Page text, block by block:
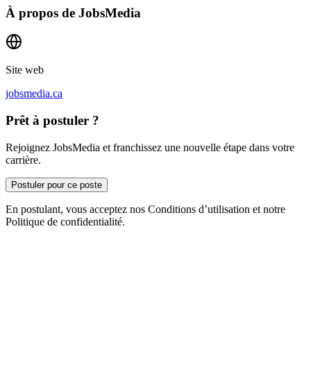
À propos de JobsMedia
Site web
jobsmedia.ca
Prêt à postuler ?
Rejoignez JobsMedia et franchissez une nouvelle étape dans votre
carrière.
Postuler pour ce poste
En postulant, vous acceptez nos Conditions d’utilisation et notre
Politique de confidentialité.